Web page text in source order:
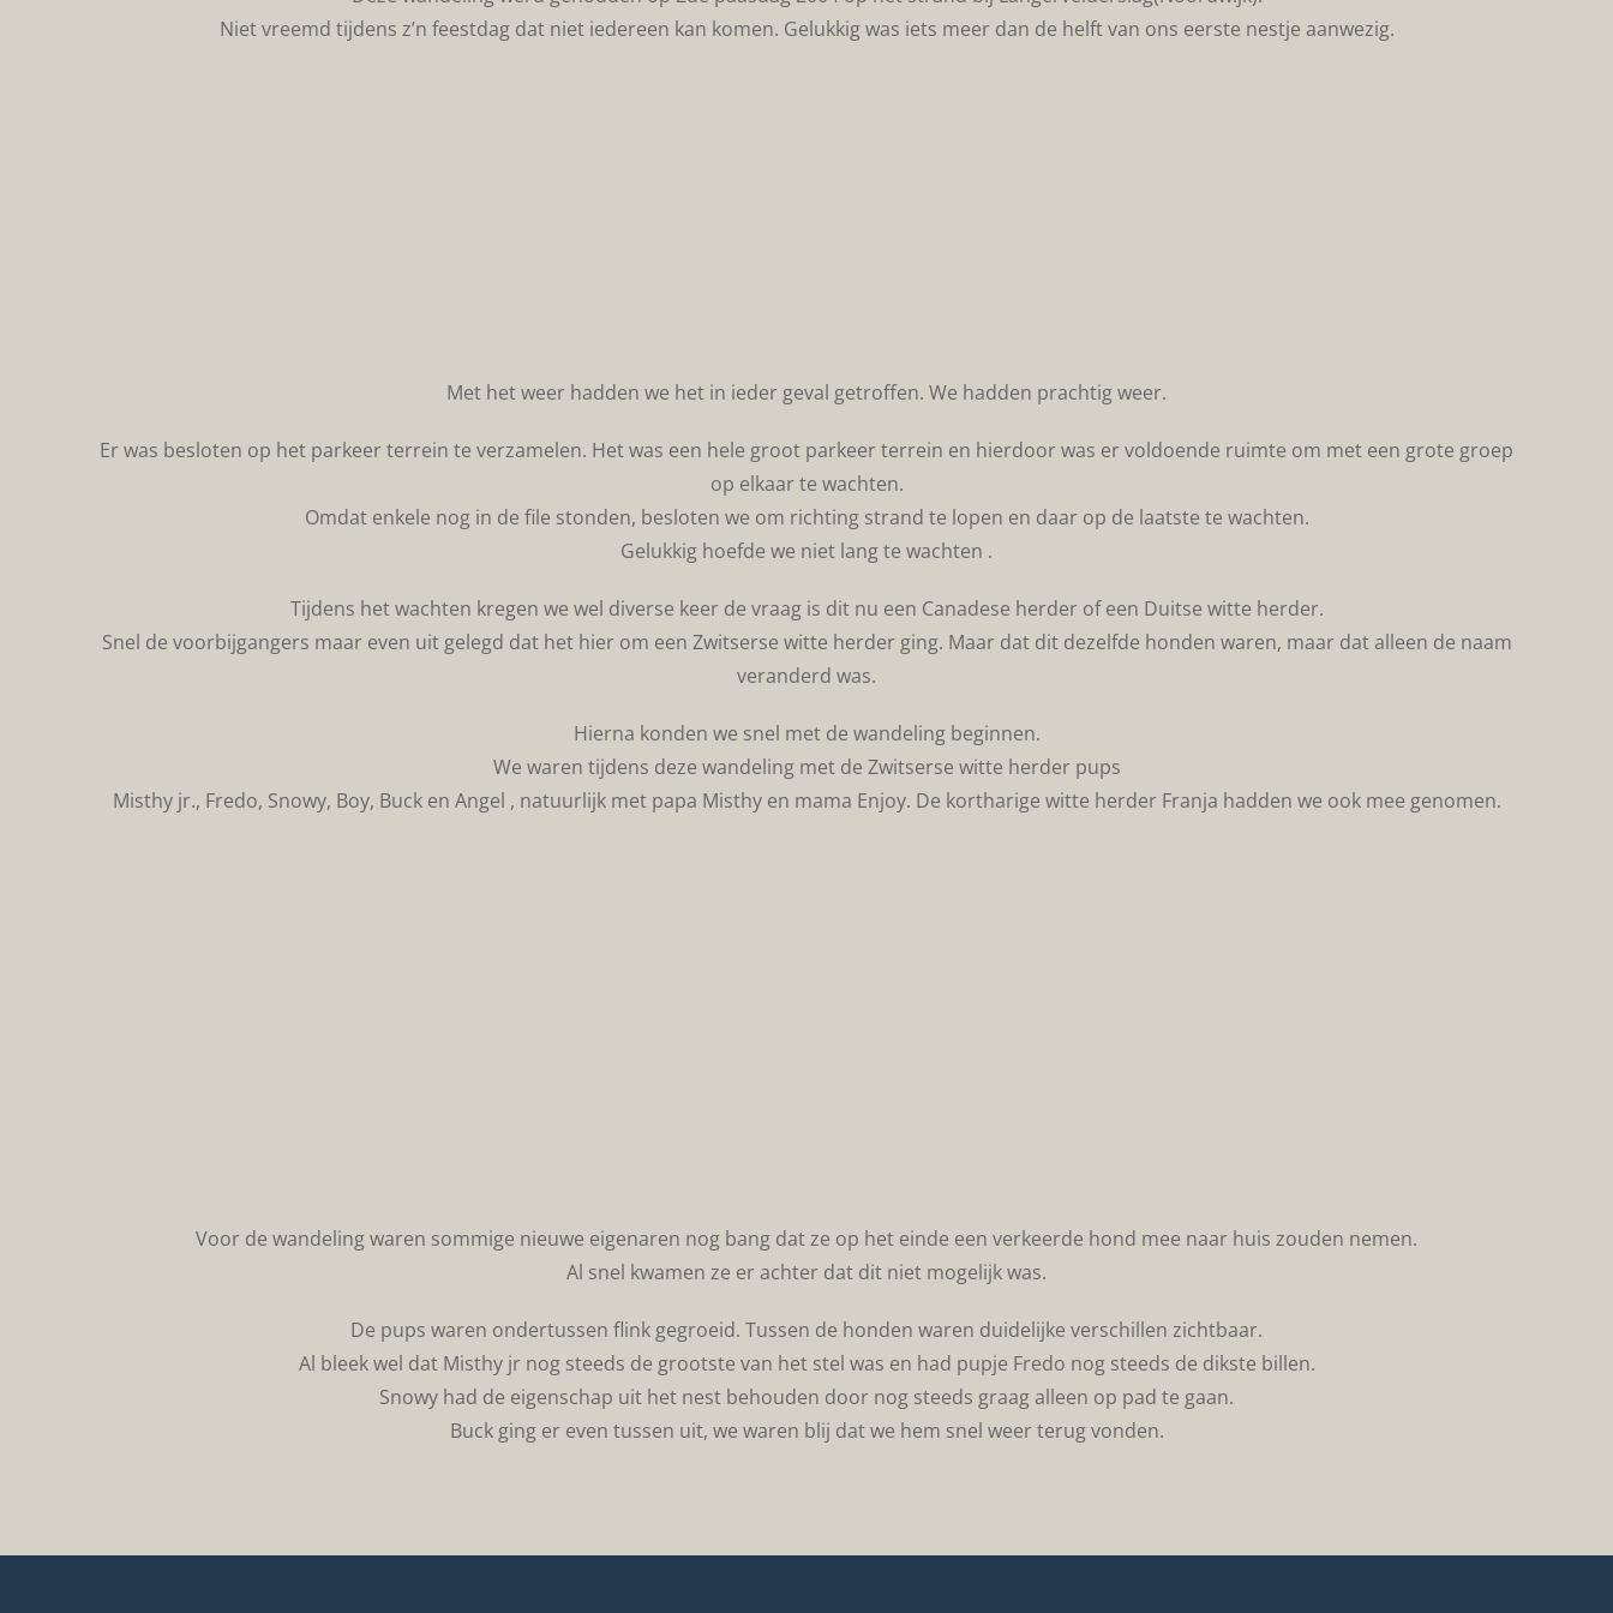
Niet vreemd tijdens z’n feestdag dat niet iedereen kan komen. Gelukkig was iets meer dan de helft van ons eerste nestje aanwezig.
Met het weer hadden we het in ieder geval getroffen. We hadden prachtig weer.
Er was besloten op het parkeer terrein te verzamelen. Het was een hele groot parkeer terrein en hierdoor was er voldoende ruimte om met een grote groep
op elkaar te wachten.
Omdat enkele nog in de file stonden, besloten we om richting strand te lopen en daar op de laatste te wachten.
Gelukkig hoefde we niet lang te wachten .
Tijdens het wachten kregen we wel diverse keer de vraag is dit nu een Canadese herder of een Duitse witte herder.
Snel de voorbijgangers maar even uit gelegd dat het hier om een Zwitserse witte herder ging. Maar dat dit dezelfde honden waren, maar dat alleen de naam
veranderd was.
Hierna konden we snel met de wandeling beginnen.
We waren tijdens deze wandeling met de Zwitserse witte herder pups
Misthy jr., Fredo, Snowy, Boy, Buck en Angel , natuurlijk met papa Misthy en mama Enjoy. De kortharige witte herder Franja hadden we ook mee genomen.
Voor de wandeling waren sommige nieuwe eigenaren nog bang dat ze op het einde een verkeerde hond mee naar huis zouden nemen.
Al snel kwamen ze er achter dat dit niet mogelijk was.
De pups waren ondertussen flink gegroeid. Tussen de honden waren duidelijke verschillen zichtbaar.
Al bleek wel dat Misthy jr nog steeds de grootste van het stel was en had pupje Fredo nog steeds de dikste billen.
Snowy had de eigenschap uit het nest behouden door nog steeds graag alleen op pad te gaan.
Buck ging er even tussen uit, we waren blij dat we hem snel weer terug vonden.